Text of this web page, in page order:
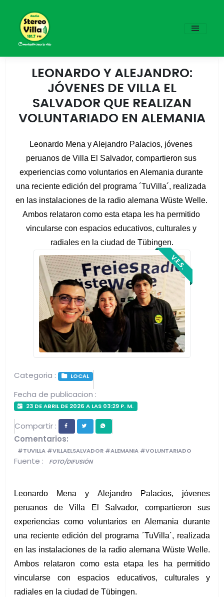
LEONARDO Y ALEJANDRO:
JÓVENES DE VILLA EL
SALVADOR QUE REALIZAN
VOLUNTARIADO EN ALEMANIA
Leonardo Mena y Alejandro Palacios, jóvenes
peruanos de Villa El Salvador, compartieron sus
experiencias como voluntarios en Alemania durante
una reciente edición del programa ´TuVilla´, realizada
en las instalaciones de la radio alemana Wüste Welle.
Ambos relataron como esta etapa les ha permitido
vincularse con espacios educativos, culturales y
radiales en la ciudad de Tübingen.
V.E.S.
Categoria : LOCAL
Fecha de publicacion :
23 DE ABRIL DE 2026 A LAS 03:29 P. M.
Compartir :
Comentarios:
#TUVILLA #VILLAELSALVADOR #ALEMANIA #VOLUNTARIADO
Fuente : FOTO/DIFUSIÓN
Leonardo Mena y Alejandro Palacios, jóvenes
peruanos de Villa El Salvador, compartieron sus
experiencias como voluntarios en Alemania durante
una reciente edición del programa ´TuVilla´, realizada
en las instalaciones de la radio alemana Wüste Welle.
Ambos relataron como esta etapa les ha permitido
vincularse con espacios educativos, culturales y
radiales en la ciudad de Tübingen.